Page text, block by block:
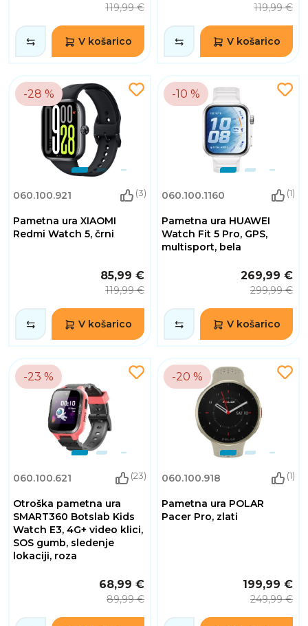
119,99 €
V košarico
119,99 €
V košarico
-28 %
060.100.921 (3)
Pametna ura XIAOMI
Redmi Watch 5, črni
85,99 €
119,99 €
V košarico
-10 %
060.100.1160 (1)
Pametna ura HUAWEI
Watch Fit 5 Pro, GPS,
multisport, bela
269,99 €
299,99 €
V košarico
-23 %
060.100.621 (23)
Otroška pametna ura
SMART360 Botslab Kids
Watch E3, 4G+ video klici,
SOS gumb, sledenje
lokaciji, roza
68,99 €
89,99 €
-20 %
060.100.918 (1)
Pametna ura POLAR
Pacer Pro, zlati
199,99 €
249,99 €